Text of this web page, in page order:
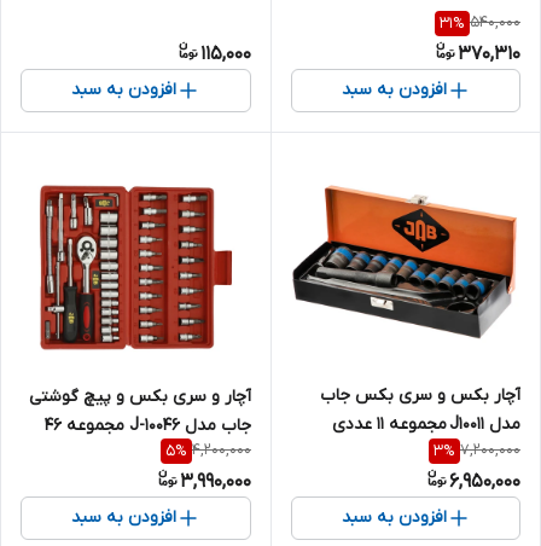
540,000
31%
370,310
افزودن به سبد
115,000
افزودن به سبد
آچار بکس و سری بکس جاب
مدل J10011 مجموعه 11 عددی
7,200,000
3%
6,950,000
افزودن به سبد
آچار و سری بکس و پیچ گوشتی
جاب مدل J-10046 مجموعه 46
عددی
4,200,000
5%
3,990,000
افزودن به سبد